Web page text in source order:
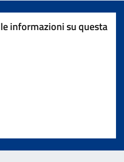
informazioni su questa